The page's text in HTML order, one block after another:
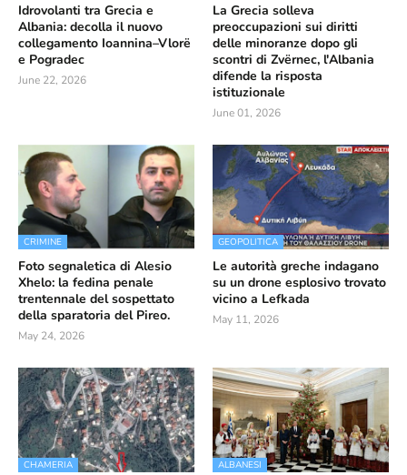
Idrovolanti tra Grecia e
Albania: decolla il nuovo
collegamento Ioannina–Vlorë
e Pogradec
June 22, 2026
La Grecia solleva
preoccupazioni sui diritti
delle minoranze dopo gli
scontri di Zvërnec, l'Albania
difende la risposta
istituzionale
June 01, 2026
CRIMINE
Foto segnaletica di Alesio
Xhelo: la fedina penale
trentennale del sospettato
della sparatoria del Pireo.
May 24, 2026
GEOPOLITICA
Le autorità greche indagano
su un drone esplosivo trovato
vicino a Lefkada
May 11, 2026
CHAMERIA ALBANESI